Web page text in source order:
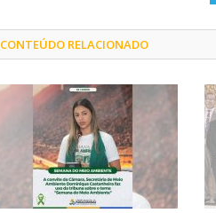
CONTEÚDO RELACIONADO